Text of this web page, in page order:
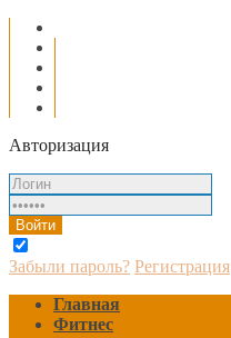
Авторизация
Забыли пароль? Регистрация
Главная
Фитнес